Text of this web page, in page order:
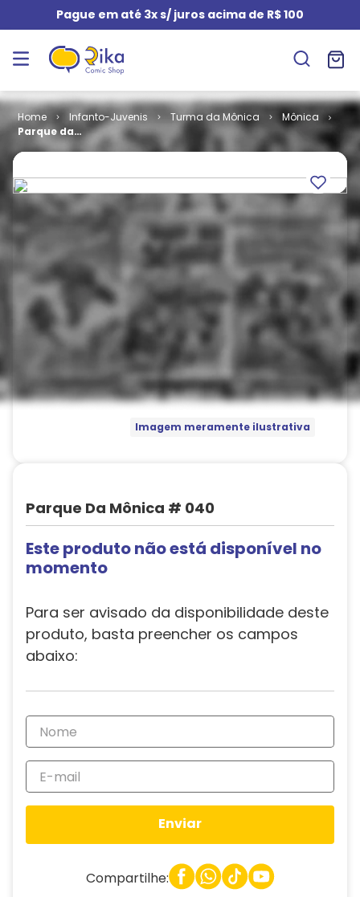
Pague em até 3x s/ juros acima de R$ 100
Infanto-Juvenis Turma da Mônica
Mônica
Parque da
Mônica # 040
Imagem meramente ilustrativa
Parque Da Mônica # 040
Este produto não está disponível no
momento
Para ser avisado da disponibilidade deste
produto, basta preencher os campos
abaixo:
Enviar
Compartilhe: